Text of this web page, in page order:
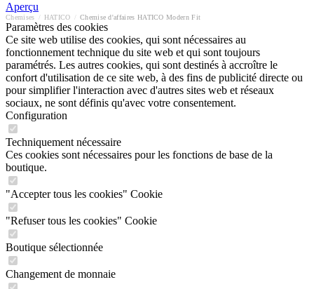
Aperçu
Chemises HATICO Chemise d'affaires HATICO Modern Fit
Paramètres des cookies
Ce site web utilise des cookies, qui sont nécessaires au
fonctionnement technique du site web et qui sont toujours
paramétrés. Les autres cookies, qui sont destinés à accroître le
confort d'utilisation de ce site web, à des fins de publicité directe ou
pour simplifier l'interaction avec d'autres sites web et réseaux
sociaux, ne sont définis qu'avec votre consentement.
Configuration
Techniquement nécessaire
Ces cookies sont nécessaires pour les fonctions de base de la
boutique.
"Accepter tous les cookies" Cookie
"Refuser tous les cookies" Cookie
Boutique sélectionnée
Changement de monnaie